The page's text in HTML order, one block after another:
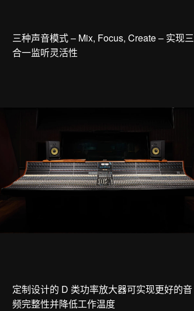
三种声音模式 – Mix, Focus, Create – 实现三
合一监听灵活性
定制设计的 D 类功率放大器可实现更好的音
频完整性并降低工作温度